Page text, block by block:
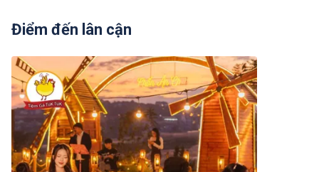
Điểm đến lân cận